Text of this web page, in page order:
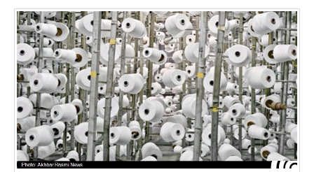
بانک، بیمه و سرمایه
مسکن و ساختمان